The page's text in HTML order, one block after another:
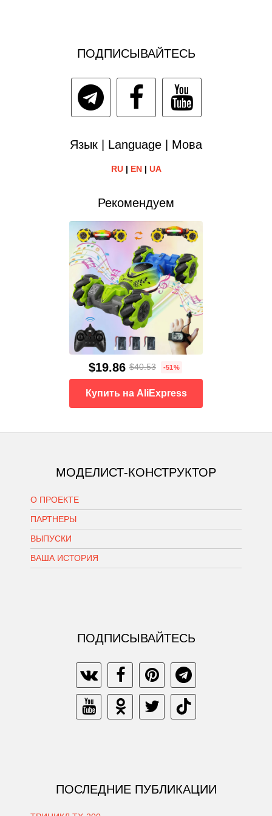
ПОДПИСЫВАЙТЕСЬ
Язык | Language | Мова
RU| EN| UA
Рекомендуем
$19.86 $40.53 -51%
Купить на AliExpress
МОДЕЛИСТ-КОНСТРУКТОР
О ПРОЕКТЕ
ПАРТНЕРЫ
ВЫПУСКИ
ВАША ИСТОРИЯ
ПОДПИСЫВАЙТЕСЬ
ПОСЛЕДНИЕ ПУБЛИКАЦИИ